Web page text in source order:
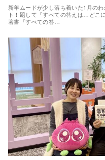
新年ムードが少し落ち着いた1月の
ト！題して『すべての答えは…どこ
著書『すべての答…